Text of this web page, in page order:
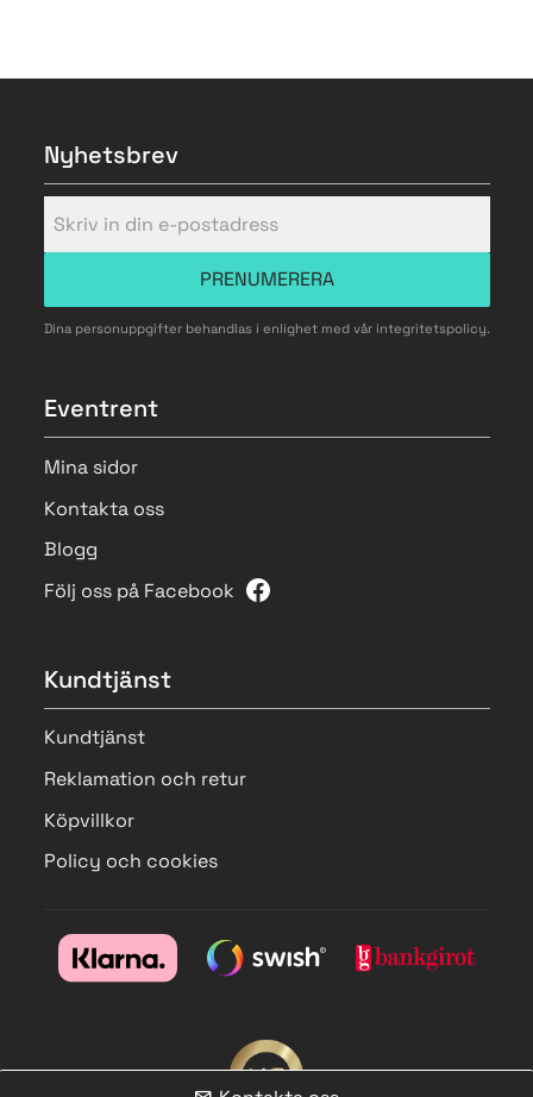
Nyhetsbrev
PRENUMERERA
Dina personuppgifter behandlas i enlighet med vår integritetspolicy.
Eventrent
Mina sidor
Kontakta oss
Blogg
Följ oss på Facebook
Kundtjänst
Kundtjänst
Reklamation och retur
Köpvillkor
Policy och cookies